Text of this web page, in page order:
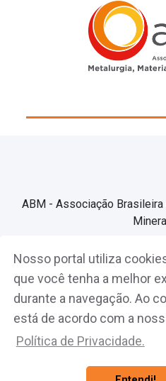
Nosso portal utiliza
que você tenha a melhor
durante a navegação. Ao
está de acordo com a
Política de Privacidade.
ABM - Associação